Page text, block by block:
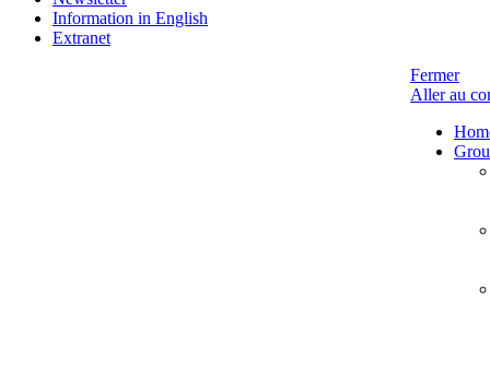
Information in English
Extranet
Fermer
Aller au